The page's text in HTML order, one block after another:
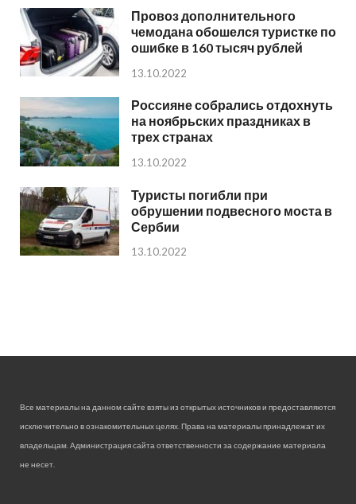
Провоз дополнительного
чемодана обошелся туристке по
ошибке в 160 тысяч рублей
13.10.2022
Россияне собрались отдохнуть
на ноябрьских праздниках в
трех странах
13.10.2022
Туристы погибли при
обрушении подвесного моста в
Сербии
13.10.2022
Все материалы на данном сайте взяты из открытых источников и предоставляются
исключительно в ознакомительных целях. Права на материалы принадлежат их
владельцам. Администрация сайта ответственности за содержание материала
не несет.